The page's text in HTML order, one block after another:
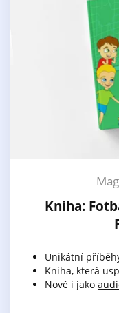
Kniha:
Unikátní
Kniha, která
Nově i jako